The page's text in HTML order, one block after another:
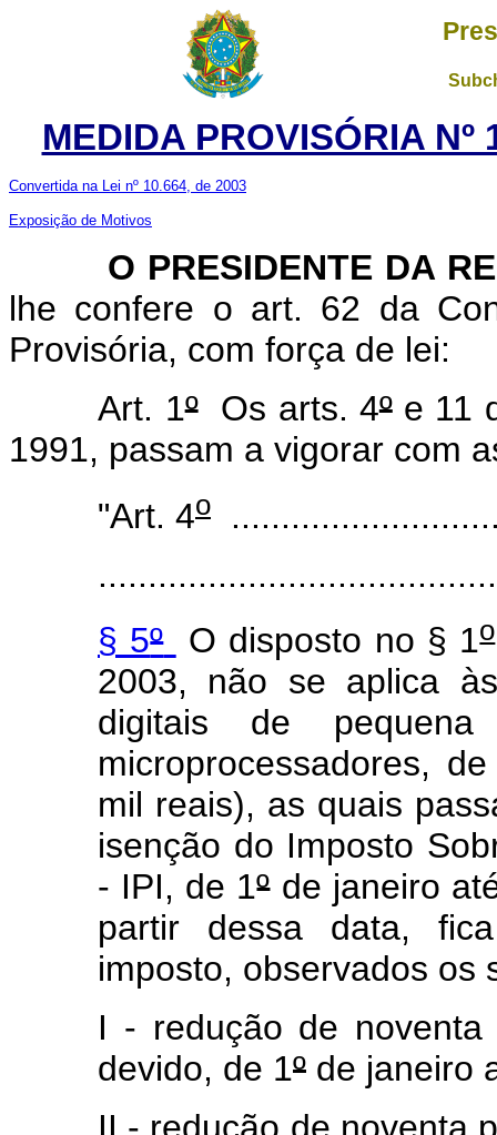
MEDIDA PROVISÓRIA Nº
Convertida na Lei nº 10.664, de 2003
Exposição de Motivos
O PRESIDENTE DA
lhe confere o art. 62 da
Provisória, com força de lei:
Art. 1ºOs arts. 4ºe 11
1991, passam a vigorar com
"Art. 4o
§ 5º O disposto no § 1o
2003, não se aplica
digitais de pequena
microprocessadores,
mil reais), as quais
isenção do Imposto
- IPI, de 1ºde janeiro
partir dessa data,
imposto, observados os
I - redução de
devido, de 1º de janeiro